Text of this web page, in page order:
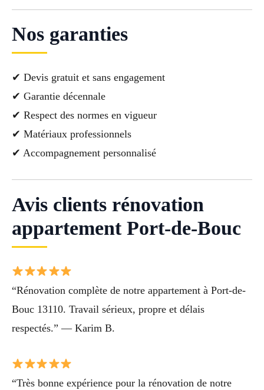
Nos garanties
✔ Devis gratuit et sans engagement
✔ Garantie décennale
✔ Respect des normes en vigueur
✔ Matériaux professionnels
✔ Accompagnement personnalisé
Avis clients rénovation
appartement Port-de-Bouc
“Rénovation complète de notre appartement à Port-de-
Bouc 13110. Travail sérieux, propre et délais
respectés.” — Karim B.
“Très bonne expérience pour la rénovation de notre